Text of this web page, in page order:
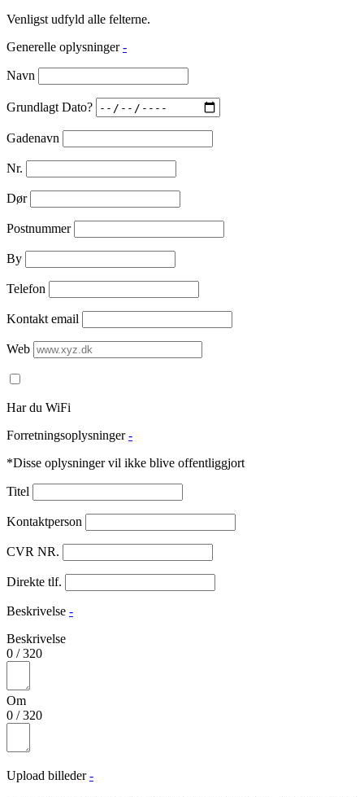
Venligst udfyld alle felterne.
Generelle oplysninger -
Navn
Grundlagt Dato?
Gadenavn
Nr.
Dør
Postnummer
By
Telefon
Kontakt email
Web
Har du WiFi
Forretningsoplysninger -
*Disse oplysninger vil ikke blive offentliggjort
Titel
Kontaktperson
CVR NR.
Direkte tlf.
Beskrivelse -
Beskrivelse
0 /320
Om
0 /320
Upload billeder -